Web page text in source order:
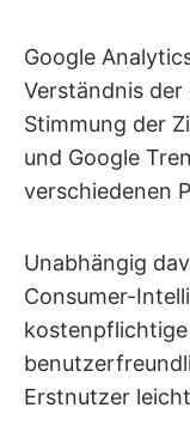
Google
Verständnis
Stimmung der
und Google
verschiedenen
Unabhängig
Consumer-
Erstnutzer